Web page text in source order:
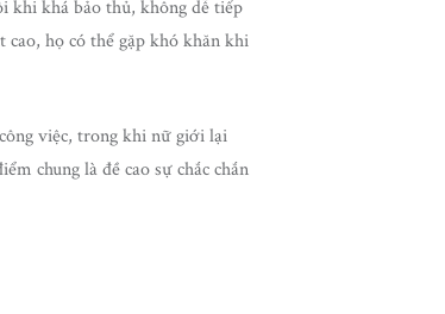
khi khá bảo thủ, không dễ tiếp
họ có thể gặp khó khăn khi
việc, trong khi nữ giới lại
chung là đề cao sự chắc chắn